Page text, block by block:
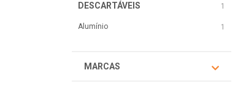
DESCARTÁVEIS 1
Alumínio 1
MARCAS